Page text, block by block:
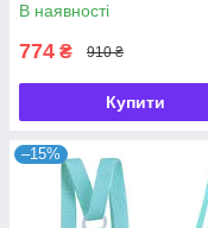
В наявності
774 ₴ 910 ₴
Купити
–15%